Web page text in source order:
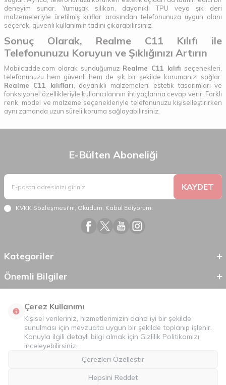
deneyim sunar. Yumuşak silikon, dayanıklı TPU veya şık deri
malzemeleriyle üretilmiş kılıflar arasından telefonunuza uygun olanı
seçerek, güvenli kullanımın tadını çıkarabilirsiniz.
Sonuç Olarak, Realme C11 Kılıfı ile
Telefonunuzu Koruyun ve Şıklığınızı Artırın
Mobilcadde.com olarak sunduğumuz Realme C11 kılıfı seçenekleri,
telefonunuzu hem güvenli hem de şık bir şekilde korumanızı sağlar.
Realme C11 kılıfları, dayanıklı malzemeleri, estetik tasarımları ve
fonksiyonel özellikleriyle kullanıcılarının ihtiyaçlarına cevap verir. Farklı
renk, model ve malzeme seçenekleriyle telefonunuzu kişiselleştirirken
aynı zamanda uzun süreli koruma sağlayabilirsiniz.
E-Bülten Aboneliği
KAYDET
KVKK Sözleşmesi'ni, Okudum, Kabul Ediyorum.
Kategoriler
Önemli Bilgiler
Çerez Kullanımı
Kişisel verileriniz, hizmetlerimizin daha iyi bir şekilde
sunulması için mevzuata uygun bir şekilde toplanıp işlenir.
Konuyla ilgili detaylı bilgi almak için Gizlilik Politikamızı
inceleyebilirsiniz.
Çerezleri Özelleştir
Hepsini Reddet